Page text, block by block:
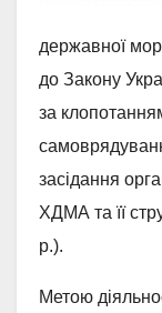
державної
до Закону
за
засідання
ХДМА та її
р.).
Метою